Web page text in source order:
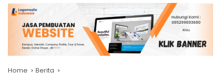
Home Berita